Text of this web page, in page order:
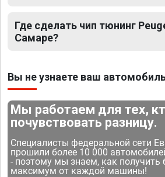
Где сделать чип тюнинг
Самаре?
Вы не узнаете ваш
Мы работаем для тех,
почувствовать разницу.
Специалисты федеральной сети
прошили более 10 000
- поэтому мы знаем, как получить
максимум от каждой машины!